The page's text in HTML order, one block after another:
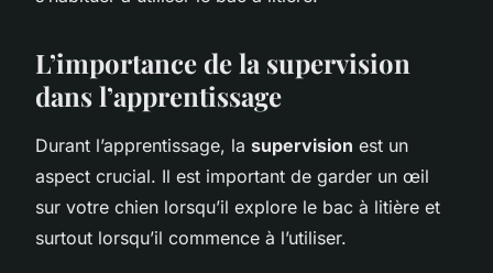
L’importance de la supervision
dans l’apprentissage
Durant l’apprentissage, la supervision est un
aspect crucial. Il est important de garder un œil
sur votre chien lorsqu’il explore le bac à litière et
surtout lorsqu’il commence à l’utiliser.